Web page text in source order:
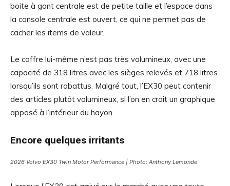
boite à gant centrale est de petite taille et l’espace dans
la console centrale est ouvert, ce qui ne permet pas de
cacher les items de valeur.
Le coffre lui-même n’est pas très volumineux, avec une
capacité de 318 litres avec les sièges relevés et 718 litres
lorsqu’ils sont rabattus. Malgré tout, l’EX30 peut contenir
des articles plutôt volumineux, si l’on en croit un graphique
apposé à l’intérieur du hayon.
Encore quelques irritants
2026 Volvo EX30 Twin Motor Performance | Photo: Anthony Lemonde